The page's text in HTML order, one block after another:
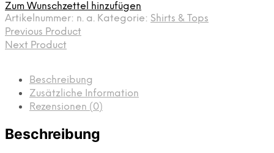
Zum Wunschzettel hinzufügen
Artikelnummer: n. a. Kategorie: Shirts & Tops
Previous Product
Next Product
Beschreibung
Zusätzliche Information
Rezensionen (0)
Beschreibung